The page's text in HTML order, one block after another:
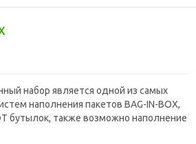
набор является одной из самых
наполнения пакетов BAG-IN-BOX,
бутылок, также возможно наполнение